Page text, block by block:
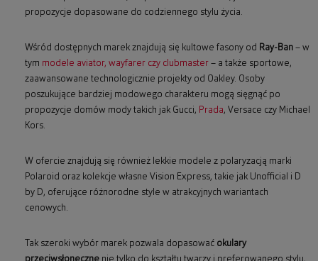
propozycje dopasowane do codziennego stylu życia.
Wśród dostępnych marek znajdują się kultowe fasony od Ray-Ban – w
tym modele aviator, wayfarer czy clubmaster – a także sportowe,
zaawansowane technologicznie projekty od Oakley. Osoby
poszukujące bardziej modowego charakteru mogą sięgnąć po
propozycje domów mody takich jak Gucci, Prada, Versace czy Michael
Kors.
W ofercie znajdują się również lekkie modele z polaryzacją marki
Polaroid oraz kolekcje własne Vision Express, takie jak Unofficial i D
by D, oferujące różnorodne style w atrakcyjnych wariantach
cenowych.
Tak szeroki wybór marek pozwala dopasować okulary